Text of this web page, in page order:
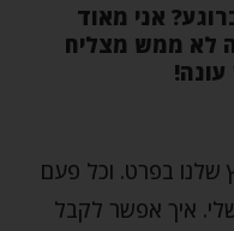
אני מאוד
לא ממש מצליח
עונה!
שלנו בפרט. וכל פעם
איך אפשר לקבל